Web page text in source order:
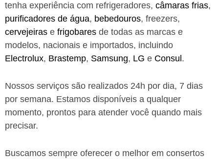
tenha experiência com refrigeradores, câmaras frias,
purificadores de água, bebedouros, freezers,
cervejeiras e frigobares de todas as marcas e
modelos, nacionais e importados, incluindo
Electrolux, Brastemp, Samsung, LG e Consul .
Nossos serviços são realizados 24h por dia, 7 dias
por semana. Estamos disponíveis a qualquer
momento, prontos para atender você quando mais
precisar.
Buscamos sempre oferecer o melhor em consertos